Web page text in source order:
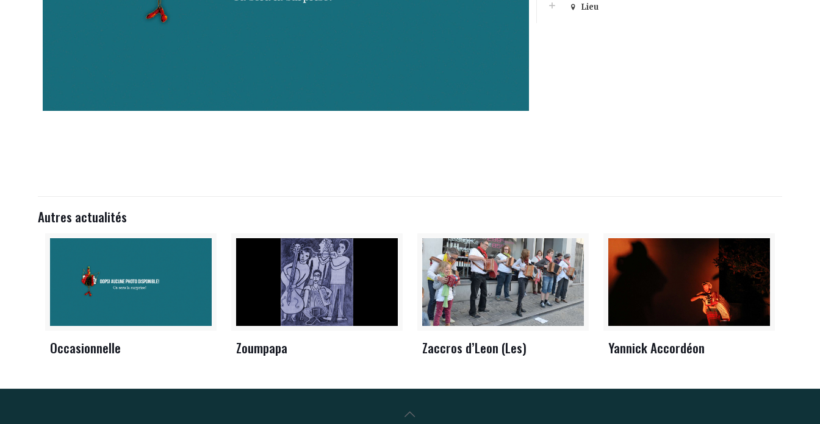
Lieu
Autres actualités
Occasionnelle Zoumpapa Zaccros d’Leon (Les) Yannick Accordéon